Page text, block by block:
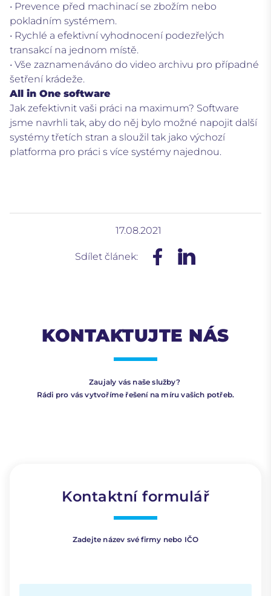
• Prevence před machinací se zbožím nebo
pokladním systémem.
• Rychlé a efektivní vyhodnocení podezřelých
transakcí na jednom místě.
• Vše zaznamenáváno do video archivu pro případné
šetření krádeže.
All in One software
Jak zefektivnit vaši práci na maximum? Software
jsme navrhli tak, aby do něj bylo možné napojit další
systémy třetích stran a sloužil tak jako výchozí
platforma pro práci s více systémy najednou.
17.08.2021
Sdílet článek:
KONTAKTUJTE NÁS
Zaujaly vás naše služby?
Rádi pro vás vytvoříme řešení na míru vašich potřeb.
Kontaktní formulář
Zadejte název své firmy nebo IČO